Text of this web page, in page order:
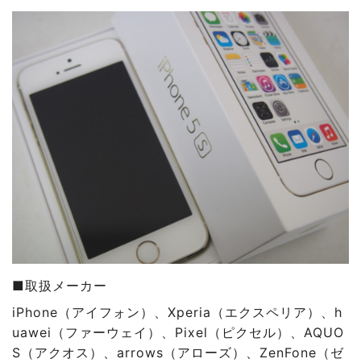
■取扱メーカー
iPhone（アイフォン）、 Xperia（エクスペリア）、 h
uawei（ファーウェイ）、 Pixel（ピクセル）、 AQUO
S（アクオス）、 arrows（アローズ）、 ZenFone（ゼ